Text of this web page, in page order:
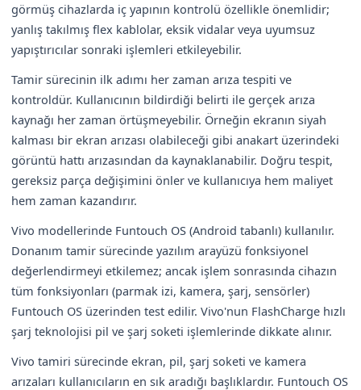
görmüş cihazlarda iç yapının kontrolü özellikle önemlidir;
yanlış takılmış flex kablolar, eksik vidalar veya uyumsuz
yapıştırıcılar sonraki işlemleri etkileyebilir.
Tamir sürecinin ilk adımı her zaman arıza tespiti ve
kontroldür. Kullanıcının bildirdiği belirti ile gerçek arıza
kaynağı her zaman örtüşmeyebilir. Örneğin ekranın siyah
kalması bir ekran arızası olabileceği gibi anakart üzerindeki
görüntü hattı arızasından da kaynaklanabilir. Doğru tespit,
gereksiz parça değişimini önler ve kullanıcıya hem maliyet
hem zaman kazandırır.
Vivo modellerinde Funtouch OS (Android tabanlı) kullanılır.
Donanım tamir sürecinde yazılım arayüzü fonksiyonel
değerlendirmeyi etkilemez; ancak işlem sonrasında cihazın
tüm fonksiyonları (parmak izi, kamera, şarj, sensörler)
Funtouch OS üzerinden test edilir. Vivo'nun FlashCharge hızlı
şarj teknolojisi pil ve şarj soketi işlemlerinde dikkate alınır.
Vivo tamiri sürecinde ekran, pil, şarj soketi ve kamera
arızaları kullanıcıların en sık aradığı başlıklardır. Funtouch OS